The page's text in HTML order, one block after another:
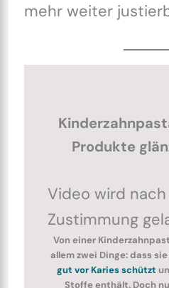
mehr weiter
Produkte
Video wird
Zustimmung
Von einer
allem zwei Dinge: dass sie
gut vor Karies schützt
Stoffe enthält. Doch